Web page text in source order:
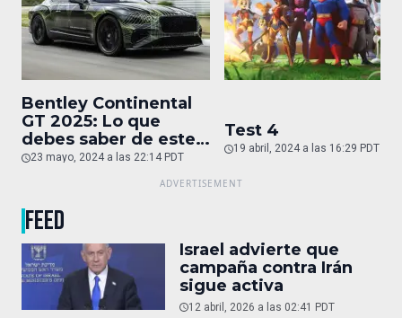
Bentley Continental
GT 2025: Lo que
debes saber de este
auto de superlujo
23 mayo, 2024 a las 22:14 PDT
Test 4
19 abril, 2024 a las 16:29 PDT
FEED
Israel advierte que
campaña contra Irán
sigue activa
12 abril, 2026 a las 02:41 PDT